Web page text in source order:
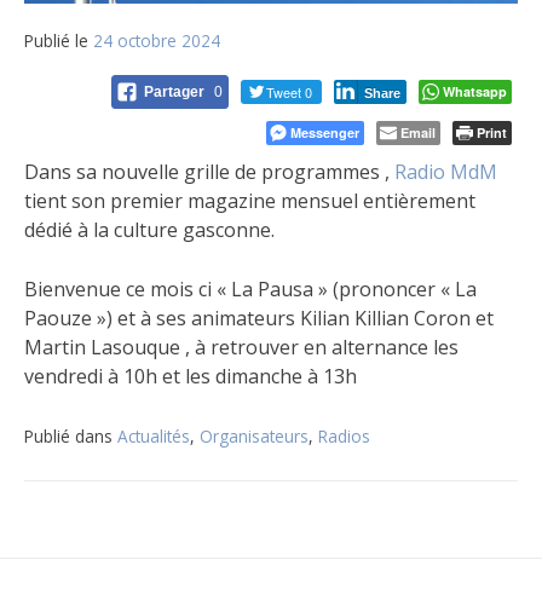
Publié le 24 octobre 2024
Partager 0 Tweet 0 Share Whatsapp
Messenger Email Print
Dans sa nouvelle grille de programmes , Radio MdM
tient son premier magazine mensuel entièrement
dédié à la culture gasconne.
Bienvenue ce mois ci « La Pausa » (prononcer « La
Paouze ») et à ses animateurs Kilian Killian Coron et
Martin Lasouque , à retrouver en alternance les
vendredi à 10h et les dimanche à 13h
Publié dans Actualités, Organisateurs, Radios